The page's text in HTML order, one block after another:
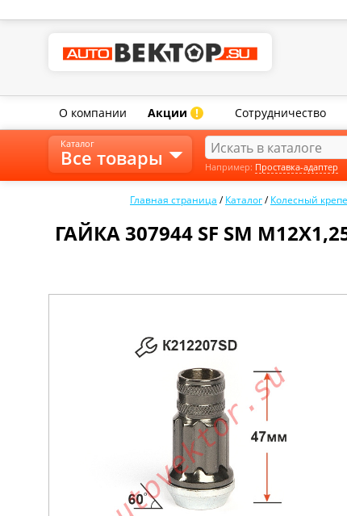
О компании Акции ! Сотрудничество
Главная страница /Каталог/Колесный
ГАЙКА 307944 SF SM
Каталог
Все товары Например: Проставка-адаптер